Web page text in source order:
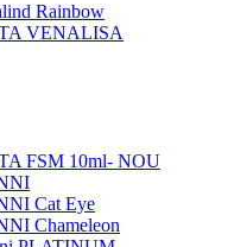
Rainbow
VENALISA
FSM 10ml- NOU
Cat Eye
Chameleon